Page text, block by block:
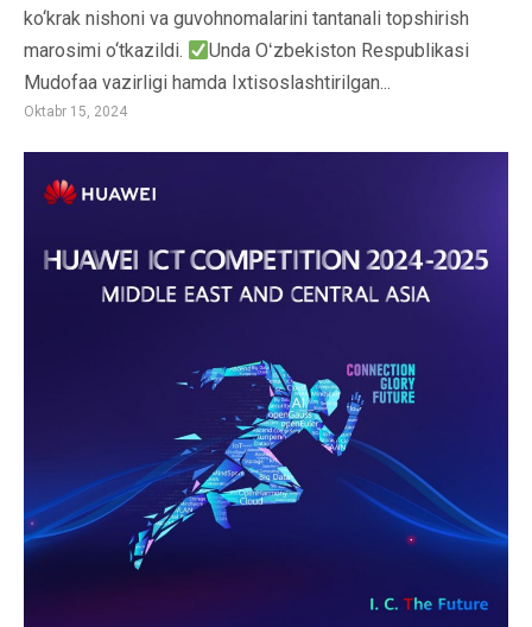
ko‘krak nishoni va guvohnomalarini tantanali topshirish
marosimi o‘tkazildi.
Unda Oʻzbekiston Respublikasi
Mudofaa vazirligi hamda Ixtisoslashtirilgan...
Oktabr 15, 2024